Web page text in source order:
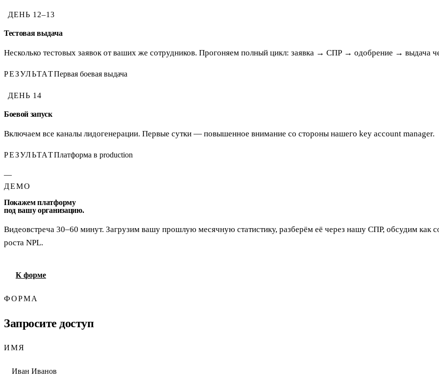
ДЕНЬ 12–13
Тестовая выдача
Несколько тестовых заявок от ваших же сотрудников. Прогоняем полный цикл: заявка → СПР → одобрение → выдача
РЕЗУЛЬТАТПервая боевая выдача
ДЕНЬ 14
Боевой запуск
Включаем все каналы лидогенерации. Первые сутки — повышенное внимание со стороны нашего key account manager.
РЕЗУЛЬТАТПлатформа в production
—
ДЕМО
Покажем платформу
под вашу организацию.
Видеовстреча 30–60 минут. Загрузим вашу прошлую месячную статистику, разберём её через нашу СПР, обсудим как
роста NPL.
К форме
ФОРМА
Запросите доступ
ИМЯ